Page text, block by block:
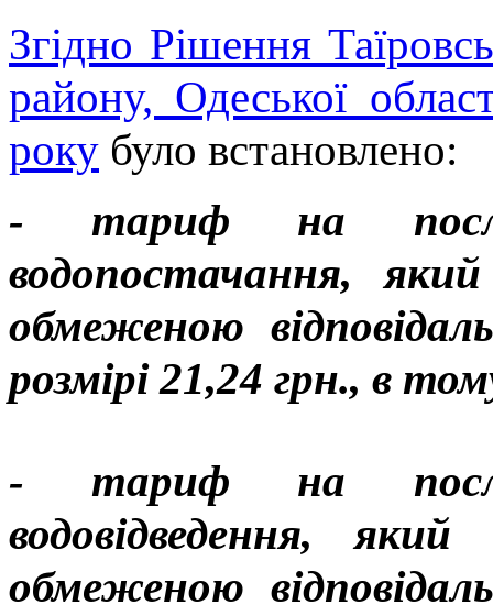
Згідно Рішення
району, Одеської
року було встановлено:
- тариф на
водопостачання,
обмеженою
розмірі 21,24 грн., в
- тариф на
водовідведення,
обмеженою